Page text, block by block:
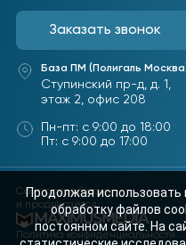
Заказать звонок
База ПМ (Полигаль
Ступинский пр-д, д. 1,
этаж 2, офис 208
Пн-пт: с 9:00 до 18:00
Пт: с 9:00 до 17:00
Сайт разработан
и продвигается
Политика конфиденциальности
Продолжая использовать
обработку файлов
постоянном сайте. На